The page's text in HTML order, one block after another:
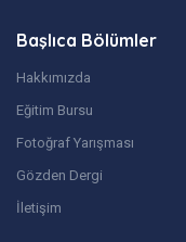
Başlıca Bölümler
Hakkımızda
Eğitim Bursu
Fotoğraf Yarışması
Gözden Dergi
İletişim